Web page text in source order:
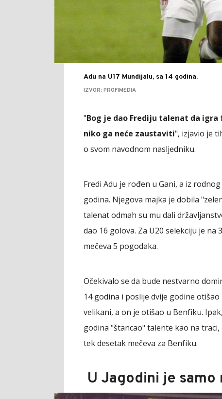
Adu na U17 Mundijalu, sa 14 godina.
IZVOR: PROFIMEDIA
"Bog je dao Frediju talenat da
niko ga neće zaustaviti", izjavio je
o svom navodnom nasljedniku.
Fredi Adu je rođen u Gani, a iz
godina. Njegova majka je dobila
talenat odmah su mu dali
dao 16 golova. Za U20 selekciju je na
mečeva 5 pogodaka.
Očekivalo se da bude nestvarno
14 godina i poslije dvije godine
velikani, a on je otišao u Benfiku.
godina "štancao" talente kao na
tek desetak mečeva za Benfiku.
U Jagodini je samo